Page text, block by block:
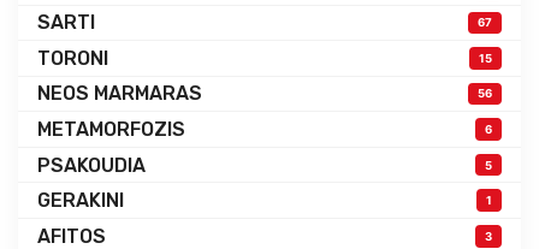
SARTI 67
TORONI 15
NEOS MARMARAS 56
METAMORFOZIS 6
PSAKOUDIA 5
GERAKINI 1
AFITOS 3